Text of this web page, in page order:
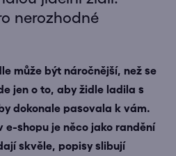
nerozhodné
může být náročnější, než se
jen o to, aby židle ladila s
dokonale pasovala k vám.
e-shopu je něco jako randění
skvěle, popisy slibují